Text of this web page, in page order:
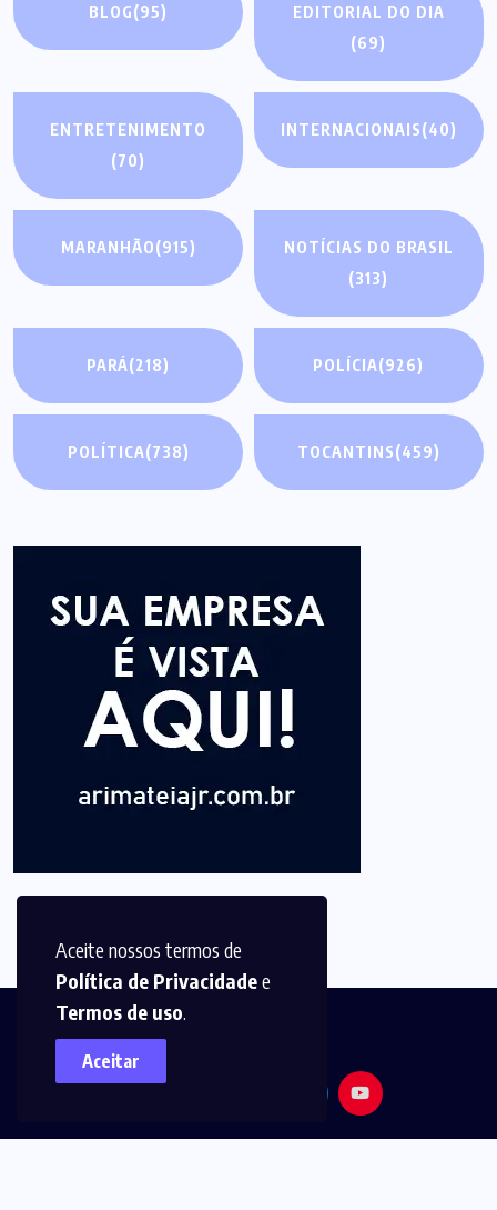
Aceite nossos termos de
Política de Privacidadee
Termos de uso.
Aceitar
BLOG(95)
EDITORIAL DO DIA
(69)
ENTRETENIMENTO
(70)
INTERNACIONAIS(40)
MARANHÃO(915)
NOTÍCIAS DO BRASIL
(313)
PARÁ(218) POLÍCIA(926)
POLÍTICA(738) TOCANTINS(459)